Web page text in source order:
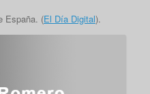
España. (El Día Digital).